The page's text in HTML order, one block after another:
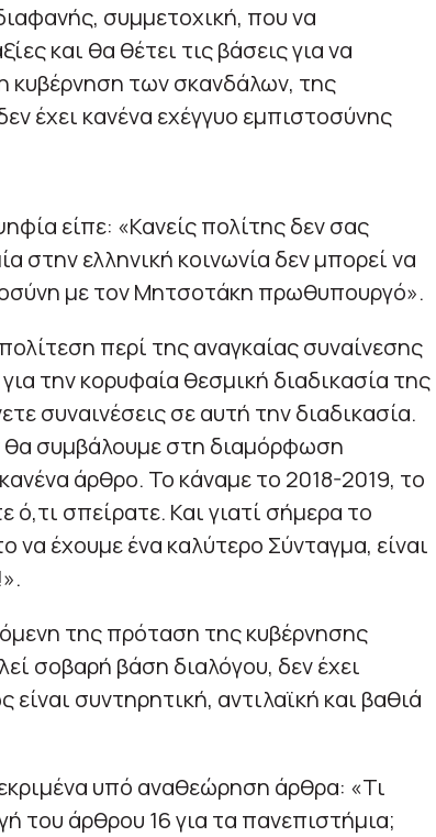
συμμετοχική, που να
και θα θέτει τις βάσεις για να
κυβέρνηση των σκανδάλων, της
έχει κανένα εχέγγυο εμπιστοσύνης
είπε: «Κανείς πολίτης δεν σας
στην ελληνική κοινωνία δεν μπορεί να
με τον Μητσοτάκη πρωθυπουργό».
περί της αναγκαίας συναίνεσης
την κορυφαία θεσμική διαδικασία της
συναινέσεις σε αυτή την διαδικασία.
θα συμβάλουμε στη διαμόρφωση
άρθρο. Το κάναμε το 2018-2019, το
σπείρατε. Και γιατί σήμερα το
να έχουμε ένα καλύτερο Σύνταγμα, είναι
της πρόταση της κυβέρνησης
σοβαρή βάση διαλόγου, δεν έχει
συντηρητική, αντιλαϊκή και βαθιά
υπό αναθεώρηση άρθρα: «Τι
του άρθρου 16 για τα πανεπιστήμια;